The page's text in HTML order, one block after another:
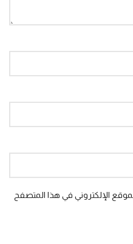
الإلكتروني في هذا المتصفح